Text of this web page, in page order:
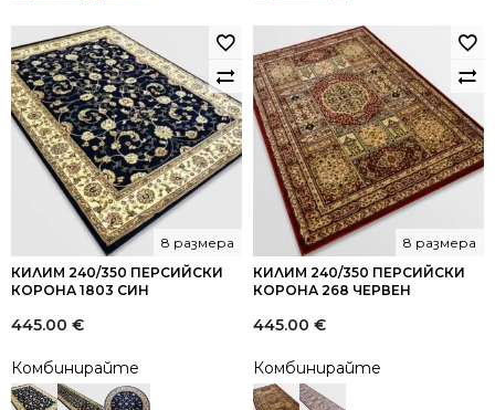
КИЛИМ 240/350 ПЕРСИЙСКИ
КОРОНА 1803 СИН
8 размера
445.00 €
Комбинирайте
КИЛИМ 240/350 ПЕРСИЙСКИ
КОРОНА 268 ЧЕРВЕН
8 размера
445.00 €
Комбинирайте